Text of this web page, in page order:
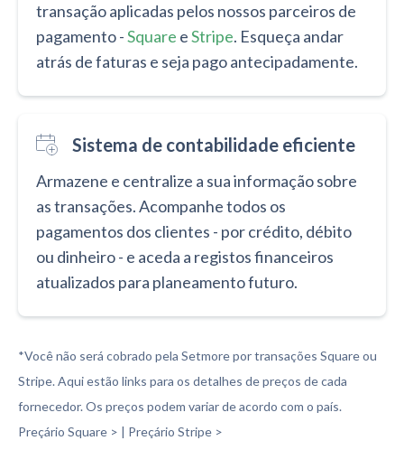
transação aplicadas pelos nossos parceiros de
pagamento -Square eStripe. Esqueça andar
atrás de faturas e seja pago antecipadamente.
Sistema de contabilidade eficiente
Armazene e centralize a sua informação sobre
as transações. Acompanhe todos os
pagamentos dos clientes - por crédito, débito
ou dinheiro - e aceda a registos financeiros
atualizados para planeamento futuro.
*Você não será cobrado pela Setmore por transações Square ou
Stripe. Aqui estão links para os detalhes de preços de cada
fornecedor. Os preços podem variar de acordo com o país.
Preçário Square > | Preçário Stripe >